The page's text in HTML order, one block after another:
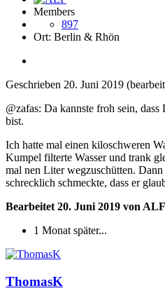
Members
897
Ort: Berlin & Rhön
Geschrieben 20. Juni 2019
@zafas: Da kannste froh sein,
bist.
Ich hatte mal einen kiloschweren
Kumpel filterte Wasser und trank
mal nen Liter wegzuschütten.
schrecklich schmeckte, dass er
Bearbeitet 20. Juni 2019 von ALF
1 Monat später...
ThomasK